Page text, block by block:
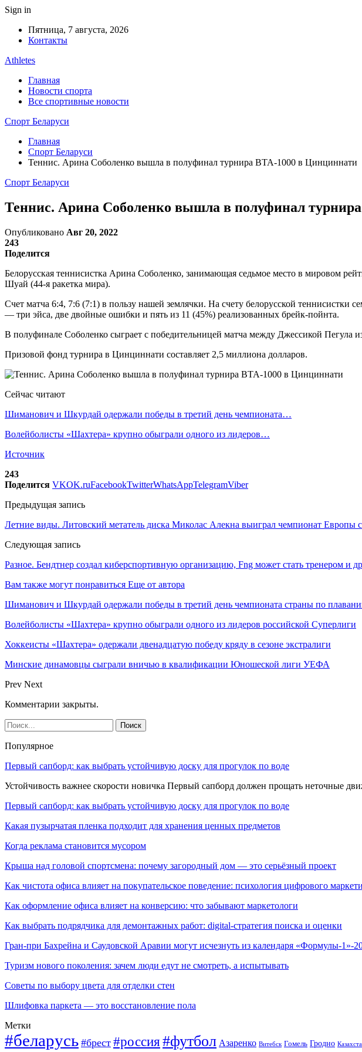
Sign in
Пятница, 7 августа, 2026
Контакты
Athletes
Главная
Новости спорта
Все спортивные новости
Спорт Беларуси
Главная
Спорт Беларуси
Теннис. Арина Соболенко вышла в полуфинал турнира ВТА-1000 в Цинциннати
Спорт Беларуси
Теннис. Арина Соболенко вышла в полуфинал
Опубликовано Авг 20, 2022
243
Поделится
Белорусская теннисистка Арина Соболенко, занимающая седьмое место в мировом
Шуай (44-я ракетка мира).
Счет матча 6:4, 7:6 (7:1) в пользу нашей землячки. На счету белорусской
— три эйса, две двойные ошибки и пять из 11 (45%) реализованных брейк-пойнта.
В полуфинале Соболенко сыграет с победительницей матча между Джессикой
Призовой фонд турнира в Цинциннати составляет 2,5 миллиона долларов.
Сейчас читают
Шиманович и Шкурдай одержали победы в третий день чемпионата…
Волейболисты «Шахтера» крупно обыграли одного из лидеров…
Источник
243
Поделится VKOK.ruFacebookTwitterWhatsAppTelegramViber
Предыдущая запись
Летние виды. Литовский метатель диска Миколас Алекна выиграл чемпионат Европы
Следующая запись
Разное. Бендтнер создал киберспортивную организацию, Fng может стать тренером и
Вам также могут понравиться Еще от автора
Шиманович и Шкурдай одержали победы в третий день чемпионата страны по
Волейболисты «Шахтера» крупно обыграли одного из лидеров российской Суперлиги
Хоккеисты «Шахтера» одержали двенадцатую победу кряду в сезоне экстралиги
Минские динамовцы сыграли вничью в квалификации Юношеской лиги УЕФА
Prev Next
Комментарии закрыты.
Популярное
Первый сапборд: как выбрать устойчивую доску для прогулок по воде
Устойчивость важнее скорости новичка Первый сапборд должен прощать неточные
Первый сапборд: как выбрать устойчивую доску для прогулок по воде
Какая пузырчатая пленка подходит для хранения ценных предметов
Когда реклама становится мусором
Крыша над головой спортсмена: почему загородный дом — это серьёзный проект
Как чистота офиса влияет на покупательское поведение: психология цифрового
Как оформление офиса влияет на конверсию: что забывают маркетологи
Как выбрать подрядчика для демонтажных работ: digital-стратегия поиска и оценки
Гран-при Бахрейна и Саудовской Аравии могут исчезнуть из календаря «Формулы-1»-
Туризм нового поколения: зачем люди едут не смотреть, а испытывать
Советы по выбору цвета для отделки стен
Шлифовка паркета — это восстановление пола
Метки
#беларусь #брест #россия#футбол Азаренко Витебск Гомель Гродно